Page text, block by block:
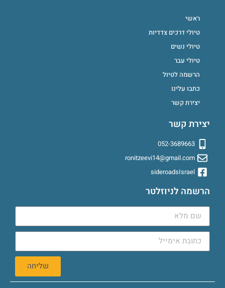
ראשי
טיולי דרכים צדדיות
טיולי נשים
טיולי עבר
הרשמה לטיול
כתבו עלינו
יצירת קשר
יצירת קשר
052-3689663
ronitzeevi14@gmail.com
sideroadsIsrael
הרשמה לניוזלטר
שליחה